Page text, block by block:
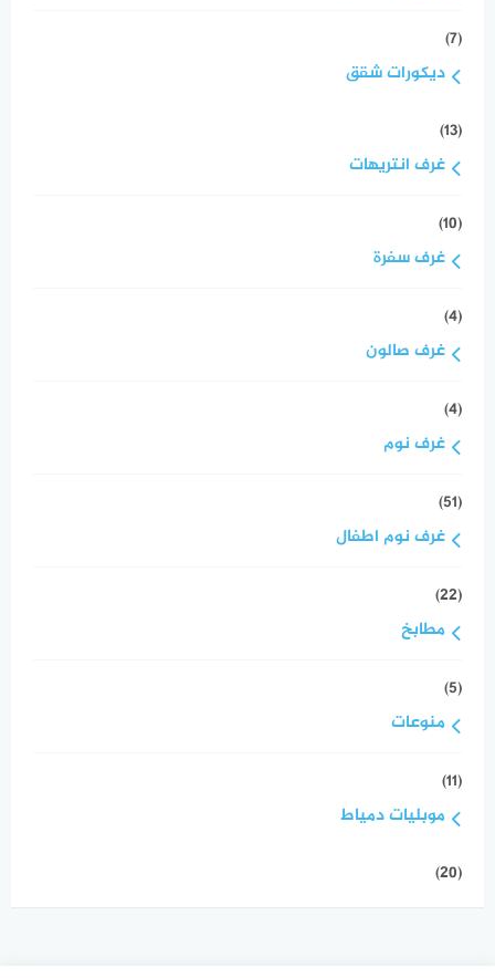
(7)
ديكورات شقق
(13)
غرف انتريهات
(10)
غرف سفرة
(4)
غرف صالون
(4)
غرف نوم
(51)
غرف نوم اطفال
(22)
مطابخ
(5)
منوعات
(11)
موبليات دمياط
(20)